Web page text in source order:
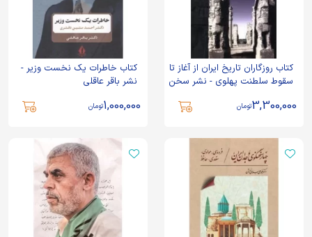
کتاب روزگاران تاریخ ایران از آغاز تا
سقوط سلطنت پهلوی - نشر سخن
3,300,000تومان
کتاب خاطرات یک نخست وزیر -
نشر باقر عاقلی
1,000,000تومان